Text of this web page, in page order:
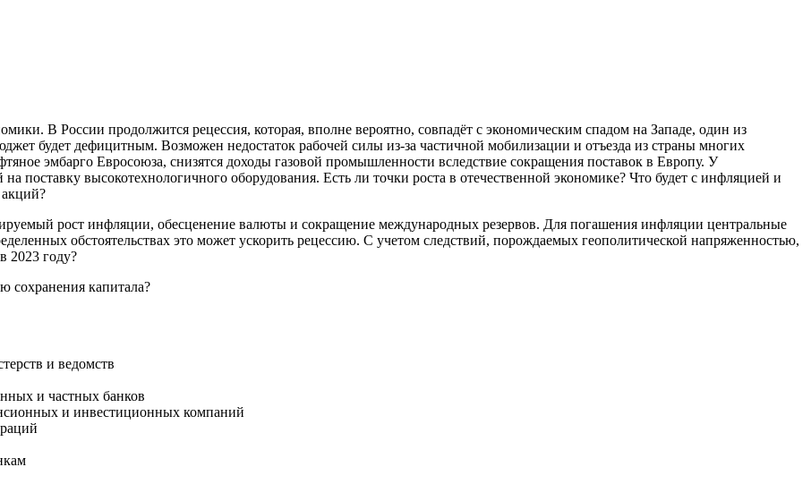
В России продолжится рецессия, которая, вполне вероятно, совпадёт с экономическим спадом на Западе, один из
будет дефицитным. Возможен недостаток рабочей силы из-за частичной мобилизации и отъезда из страны многих
эмбарго Евросоюза, снизятся доходы газовой промышленности вследствие сокращения поставок в Европу. У
поставку высокотехнологичного оборудования. Есть ли точки роста в отечественной экономике? Что будет с инфляцией и
рост инфляции, обесценение валюты и сокращение международных резервов. Для погашения инфляции центральные
обстоятельствах это может ускорить рецессию. С учетом следствий, порождаемых геополитической напряженностью,
2023 году?
сохранения капитала?
и ведомств
и частных банков
и инвестиционных компаний